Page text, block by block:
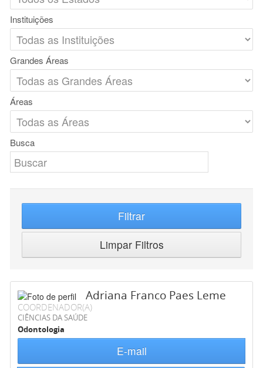
Instituições
Grandes Áreas
Áreas
Busca
Filtrar
Limpar Filtros
Adriana Franco Paes Leme
COORDENADOR(A)
CIÊNCIAS DA SAÚDE
Odontologia
E-mail